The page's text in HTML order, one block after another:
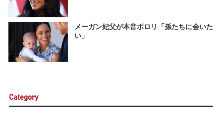
メーガン妃父が本音ポロリ「孫たちに会いた
い」
Category